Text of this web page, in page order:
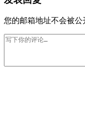
您的邮箱地址不会被公